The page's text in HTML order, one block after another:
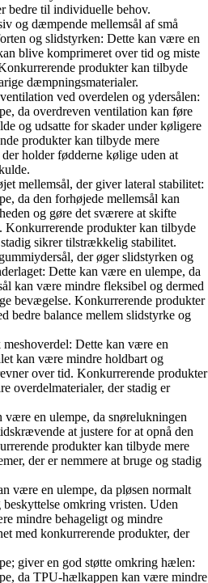
bedre til individuelle behov.
og dæmpende mellemsål af små
og slidstyrken: Dette kan være en
blive komprimeret over tid og miste
produkter kan tilbyde
dæmpningsmaterialer.
ved overdelen og ydersålen:
da overdreven ventilation kan føre
og udsatte for skader under køligere
produkter kan tilbyde mere
holder fødderne kølige uden at
mellemsål, der giver lateral stabilitet:
da den forhøjede mellemsål kan
og gøre det sværere at skifte
Konkurrerende produkter kan tilbyde
sikrer tilstrækkelig stabilitet.
der øger slidstyrken og
Dette kan være en ulempe, da
kan være mindre fleksibel og dermed
bevægelse. Konkurrerende produkter
bedre balance mellem slidstyrke og
Dette kan være en
kan være mindre holdbart og
over tid. Konkurrerende produkter
overdelmaterialer, der stadig er
være en ulempe, da snørelukningen
at justere for at opnå den
produkter kan tilbyde mere
der er nemmere at bruge og stadig
være en ulempe, da pløsen normalt
omkring vristen. Uden
mindre behageligt og mindre
med konkurrerende produkter, der
giver en god støtte omkring hælen:
da TPU-hælkappen kan være mindre